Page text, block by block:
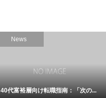
News
40代富裕層向け転職指南：「次の...